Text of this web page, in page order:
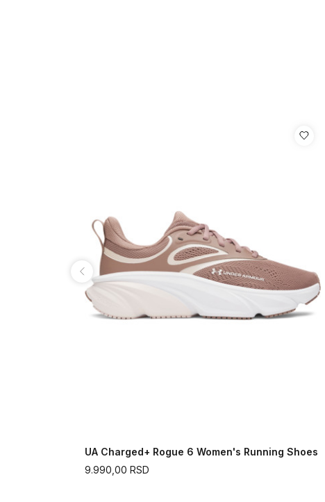
UA Charged+ Rogue 6 Women's Running Shoes
9.990,00 RSD